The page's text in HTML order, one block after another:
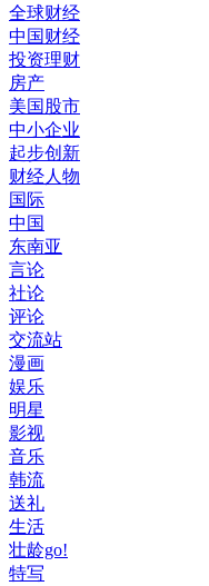
全球财经
中国财经
投资理财
房产
美国股市
中小企业
起步创新
财经人物
国际
中国
东南亚
言论
社论
评论
交流站
漫画
娱乐
明星
影视
音乐
韩流
送礼
生活
壮龄go!
特写